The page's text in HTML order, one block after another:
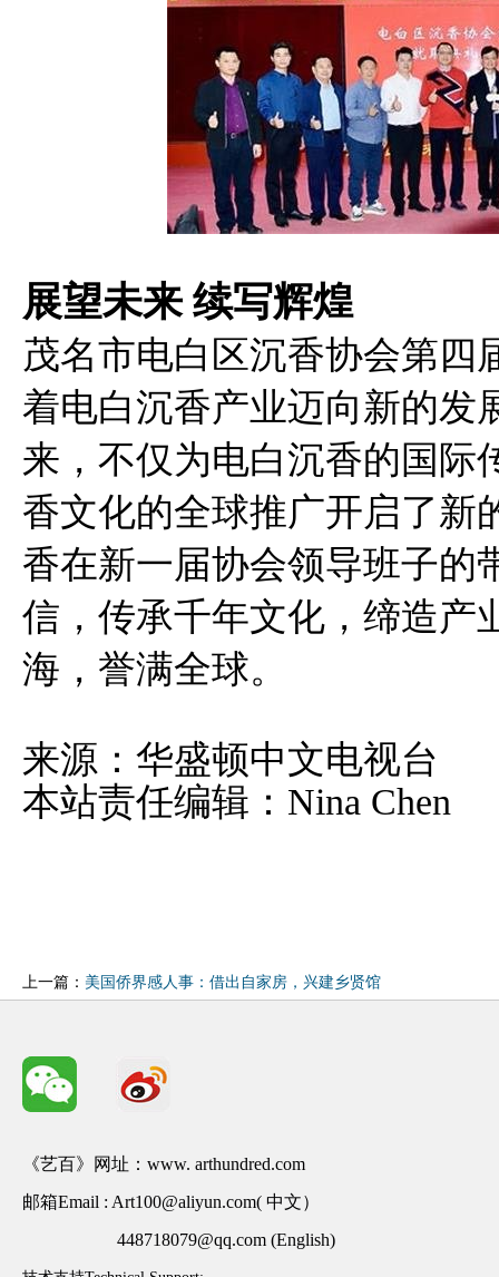
展望未来 续写辉煌
茂名市电白区沉香协会第四
着电白沉香产业迈向新的发
来，不仅为电白沉香的国际
香文化的全球推广开启了新
香在新一届协会领导班子的
信，传承千年文化，缔造产
海，誉满全球。
来源：华盛顿中文电视台
本站责任编辑：Nina Chen
上一篇： 美国侨界感人事：借出自家房，兴建乡贤馆
《艺百》网址：www. arthundred.com
邮箱Email : Art100@aliyun.com( 中文）
448718079@qq.com (English)